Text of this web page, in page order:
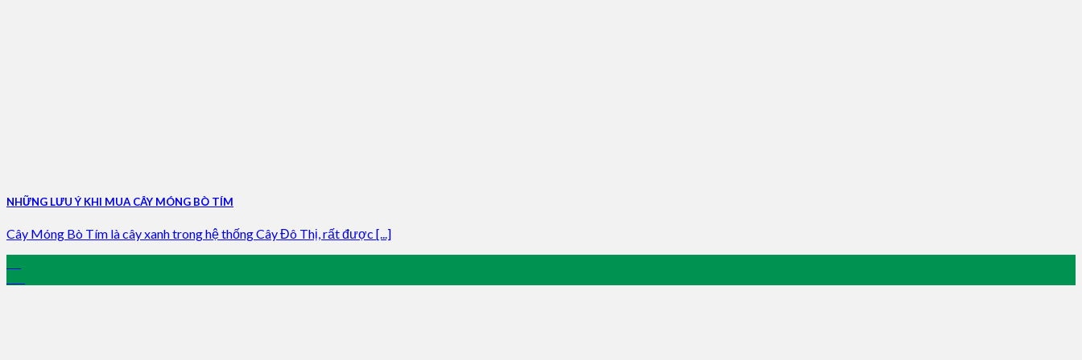
NHỮNG LƯU Ý KHI MUA CÂY MÓNG BÒ TÍM
Cây Móng Bò Tím là cây xanh trong hệ thống Cây Đô Thị, rất được [...]